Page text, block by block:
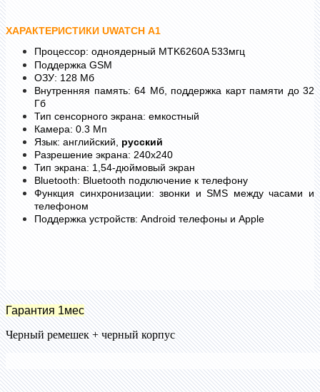
ХАРАКТЕРИСТИКИ UWATCH A1
Процессор: одноядерный MTK6260A 533мгц
Поддержка GSM
ОЗУ: 128 Мб
Внутренняя память: 64 Мб, поддержка карт памяти до 32
Гб
Тип сенсорного экрана: емкостный
Камера: 0.3 Мп
Язык: английский, русский
Разрешение экрана: 240x240
Тип экрана: 1,54-дюймовый экран
Bluetooth: Bluetooth подключение к телефону
Функция синхронизации: звонки и SMS между часами и
телефоном
Поддержка устройств: Android телефоны и Apple
Гарантия 1мес
Черный ремешек + черный корпус